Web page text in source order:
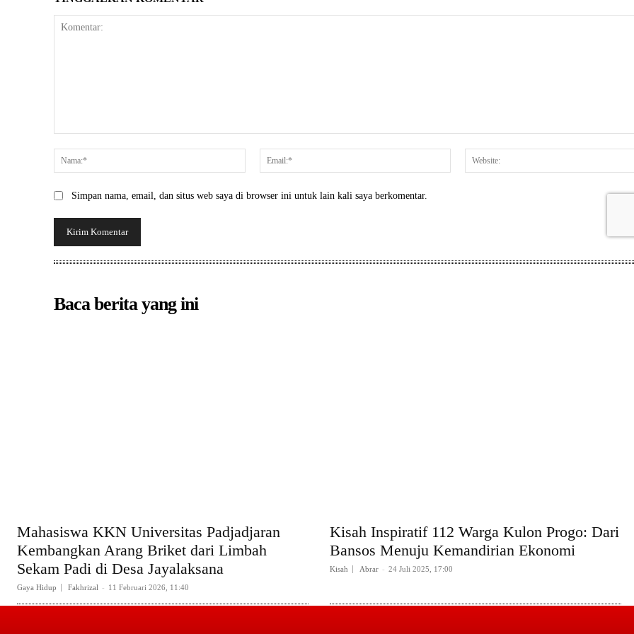
Nama:*
Email:*
Simpan nama, email, dan situs web saya di browser ini untuk lain kali saya berkomentar.
Baca berita yang ini
Mahasiswa KKN Universitas Padjadjaran
Kembangkan Arang Briket dari Limbah
Sekam Padi di Desa Jayalaksana
Gaya Hidup Fakhrizal - 11 Februari 2026, 11:40
Kisah Inspiratif 112 Warga Kulon Progo: Dari
Bansos Menuju Kemandirian Ekonomi
Kisah Abrar - 24 Juli 2025, 17:00